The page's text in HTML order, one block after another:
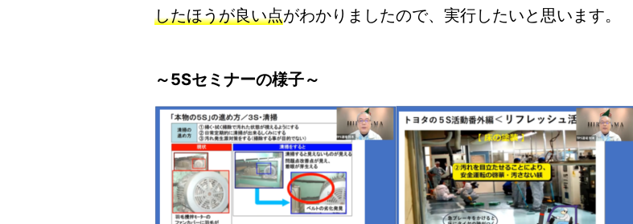
したほうが良い点がわかりましたので、実行したいと思います。
～5Sセミナーの様子～